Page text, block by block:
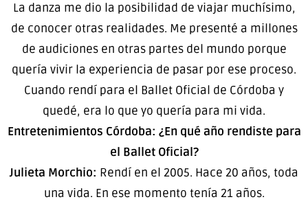
La danza me dio la posibilidad de viajar muchísimo,
de conocer otras realidades. Me presenté a millones
de audiciones en otras partes del mundo porque
quería vivir la experiencia de pasar por ese proceso.
Cuando rendí para el Ballet Oficial de Córdoba y
quedé, era lo que yo quería para mi vida.
Entretenimientos Córdoba: ¿En qué año rendiste para
el Ballet Oficial?
Julieta Morchio: Rendí en el 2005. Hace 20 años, toda
una vida. En ese momento tenía 21 años.